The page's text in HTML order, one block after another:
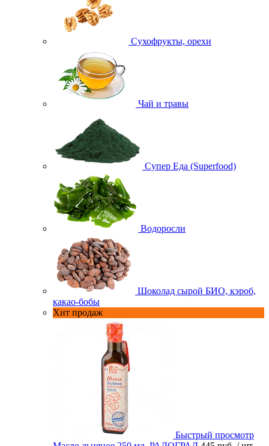
Сухофрукты, орехи
Чай и травы
Супер Еда (Superfood)
Водоросли
Шоколад сырой БИО, кэроб,
какао-бобы
Хит продаж
Быстрый просмотр